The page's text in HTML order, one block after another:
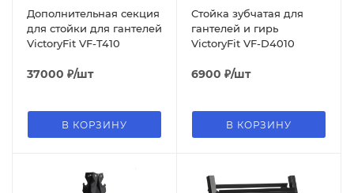
Дополнительная секция
для стойки для гантелей
VictoryFit VF-T410
37000 ₽/шт
В КОРЗИНУ
Стойка зубчатая для
гантелей и гирь
VictoryFit VF-D4010
6900 ₽/шт
В КОРЗИНУ